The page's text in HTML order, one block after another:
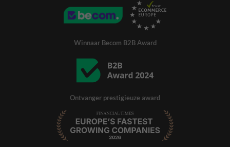
Winnaar Becom B2B Award
Ontvanger prestigieuze award